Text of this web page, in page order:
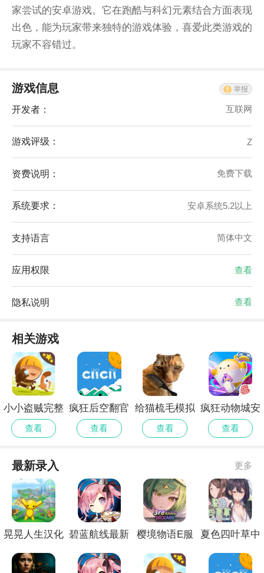
家尝试的安卓游戏。它在跑酷与科幻元素结合方面表现
出色，能为玩家带来独特的游戏体验，喜爱此类游戏的
玩家不容错过。
游戏信息 举报
开发者： 互联网
游戏评级： Z
资费说明： 免费下载
系统要求： 安卓系统5.2以上
支持语言 简体中文
应用权限 查看
隐私说明 查看
相关游戏
小小盗贼完整
测试版
查看
疯狂后空翻官
网安卓版
查看
给猫梳毛模拟
器正版
查看
疯狂动物城安
卓版
查看
最新录入 更多
晃晃人生汉化 碧蓝航线最新
樱境物语E服
夏色四叶草中